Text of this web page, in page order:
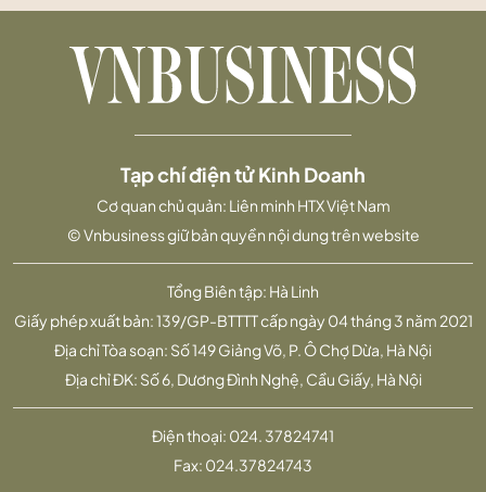
Tổng Biên tập: Hà Linh
Giấy phép xuất bản: 139/GP-BTTTT cấp ngày 04 tháng 3 năm 2021
Địa chỉ Tòa soạn: Số 149 Giảng Võ, P. Ô Chợ Dừa, Hà Nội
Địa chỉ ĐK: Số 6, Dương Đình Nghệ, Cầu Giấy, Hà Nội
Tạp chí điện tử Kinh Doanh
Cơ quan chủ quản: Liên minh HTX Việt Nam
© Vnbusiness giữ bản quyền nội dung trên website
Điện thoại: 024. 37824741
Fax: 024.37824743